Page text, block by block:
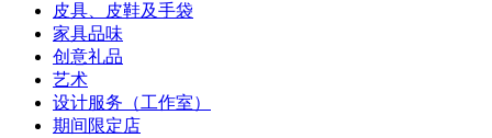
皮具、皮鞋及手袋
家具品味
创意礼品
艺术
设计服务（工作室）
期间限定店